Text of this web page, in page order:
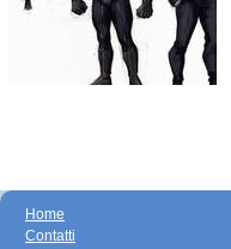
Home
Contatti